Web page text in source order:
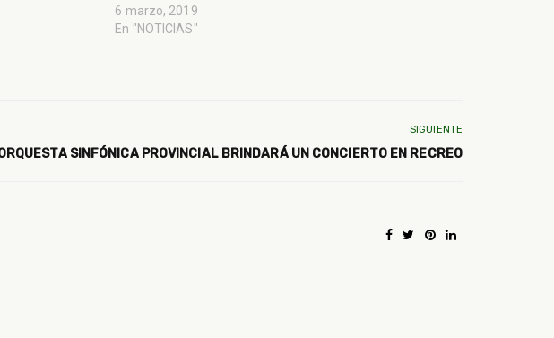
6 marzo, 2019
En "NOTICIAS"
SIGUIENTE
SINFÓNICA PROVINCIAL BRINDARÁ UN CONCIERTO EN RECREO